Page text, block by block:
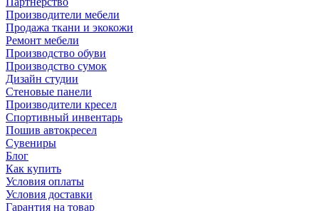
Производители мебели
Продажа ткани и экокожи
Ремонт мебели
Производство обуви
Производство сумок
Дизайн студии
Стеновые панели
Производители кресел
Спортивный инвентарь
Пошив автокресел
Сувениры
Блог
Как купить
Условия оплаты
Условия доставки
Гарантия на товар